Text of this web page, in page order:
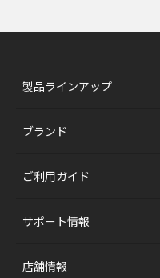
製品ラインアップ
ブランド
ご利用ガイド
サポート情報
店舗情報